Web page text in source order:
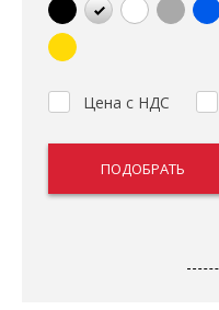
Цена с НДС